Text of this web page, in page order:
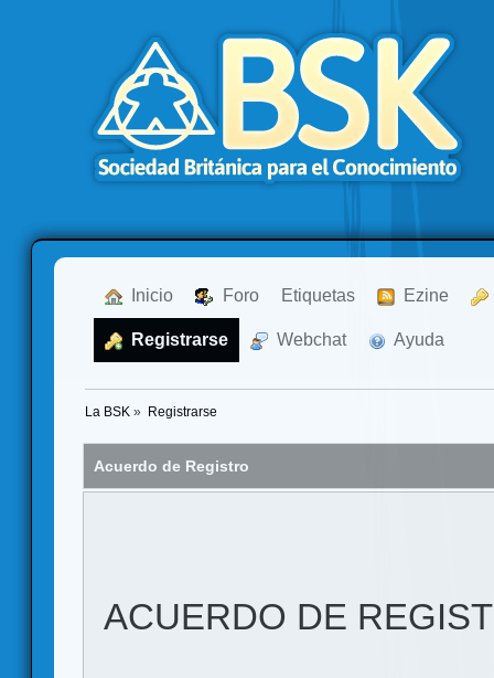
Inicio Foro Etiquetas Ezine
Registrarse Webchat Ayuda
La BSK » Registrarse
Acuerdo de Registro
ACUERDO DE